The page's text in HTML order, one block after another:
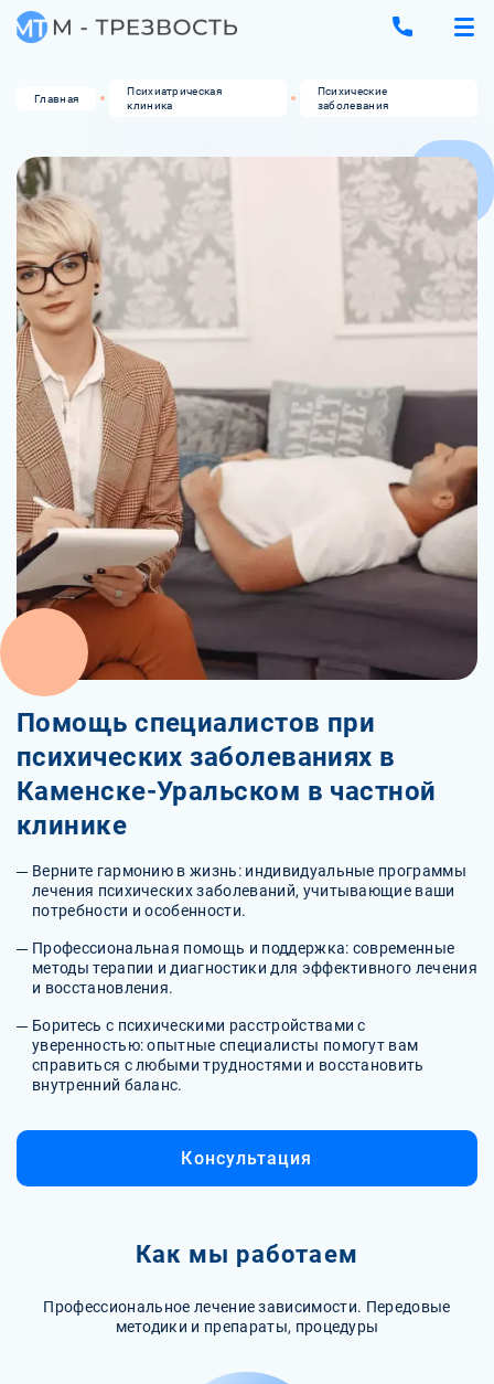
Главная
Психиатрическая
клиника
Психические
заболевания
Помощь специалистов при
психических заболеваниях в
Каменске-Уральском в частной
клинике
Верните гармонию в жизнь: индивидуальные программы
лечения психических заболеваний, учитывающие ваши
потребности и особенности.
Профессиональная помощь и поддержка: современные
методы терапии и диагностики для эффективного лечения
и восстановления.
Боритесь с психическими расстройствами с
уверенностью: опытные специалисты помогут вам
справиться с любыми трудностями и восстановить
внутренний баланс.
Консультация
Как мы работаем
Профессиональное лечение зависимости. Передовые
методики и препараты, процедуры